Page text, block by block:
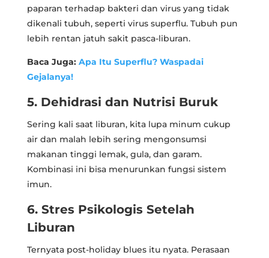
paparan terhadap bakteri dan virus yang tidak
dikenali tubuh, seperti virus superflu. Tubuh pun
lebih rentan jatuh sakit pasca-liburan.
Baca Juga: Apa Itu Superflu? Waspadai
Gejalanya!
5. Dehidrasi dan Nutrisi Buruk
Sering kali saat liburan, kita lupa minum cukup
air dan malah lebih sering mengonsumsi
makanan tinggi lemak, gula, dan garam.
Kombinasi ini bisa menurunkan fungsi sistem
imun.
6. Stres Psikologis Setelah
Liburan
Ternyata post-holiday blues itu nyata. Perasaan